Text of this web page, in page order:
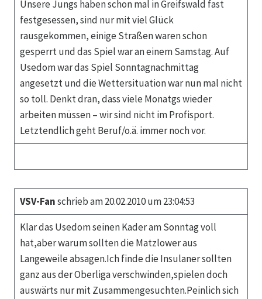
Unsere Jungs haben schon mal in Greifswald fast
festgesessen, sind nur mit viel Glück
rausgekommen, einige Straßen waren schon
gesperrt und das Spiel war an einem Samstag. Auf
Usedom war das Spiel Sonntagnachmittag
angesetzt und die Wettersituation war nun mal nicht
so toll. Denkt dran, dass viele Monatgs wieder
arbeiten müssen – wir sind nicht im Profisport.
Letztendlich geht Beruf/o.ä. immer noch vor.
VSV-Fanschrieb am 20.02.2010 um 23:04:53
Klar das Usedom seinen Kader am Sonntag voll
hat,aber warum sollten die Matzlower aus
Langeweile absagen.Ich finde die Insulaner sollten
ganz aus der Oberliga verschwinden,spielen doch
auswärts nur mit Zusammengesuchten.Peinlich sich